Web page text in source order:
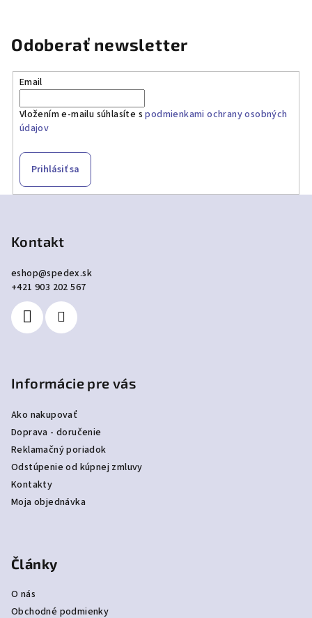
Odoberať newsletter
Email
Vložením e-mailu súhlasíte spodmienkami ochrany osobných
údajov
Prihlásiť sa
Kontakt
eshop@spedex.sk
+421 903 202 567
Informácie pre vás
Ako nakupovať
Doprava - doručenie
Reklamačný poriadok
Odstúpenie od kúpnej zmluvy
Kontakty
Moja objednávka
Články
O nás
Obchodné podmienky